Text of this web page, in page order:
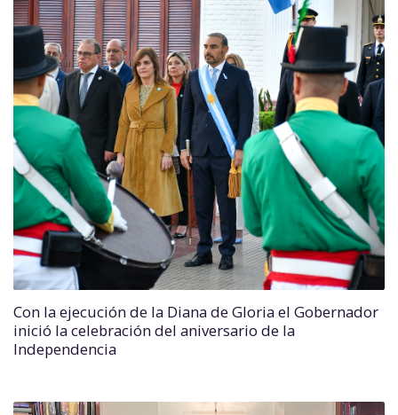
Con la ejecución de la Diana de Gloria el Gobernador
inició la celebración del aniversario de la
Independencia